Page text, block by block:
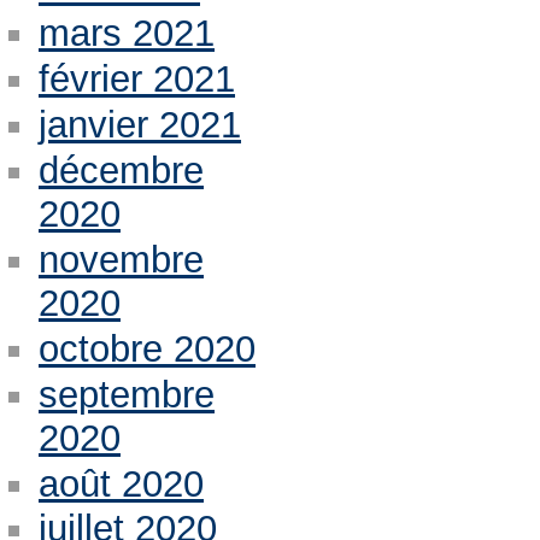
mars 2021
février 2021
janvier 2021
décembre
2020
novembre
2020
octobre 2020
septembre
2020
août 2020
juillet 2020